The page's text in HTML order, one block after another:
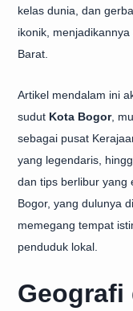
kelas dunia, dan
ikonik,
Barat.
Artikel mendalam ini
sudut Kota Bogor,
sebagai pusat
yang legendaris,
dan tips berlibur yang
Bogor, yang dulunya
memegang tempat
penduduk lokal.
Geografi